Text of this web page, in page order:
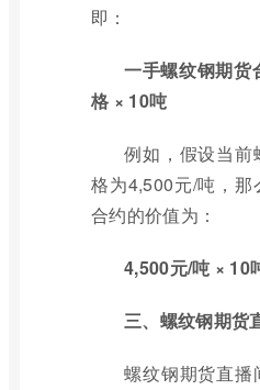
即：
一手螺纹钢期货
格 × 10吨
例如，假设当前
格为4,500元/吨，
合约的价值为：
4,500元/吨 × 10
三、螺纹钢期货
螺纹钢期货直播